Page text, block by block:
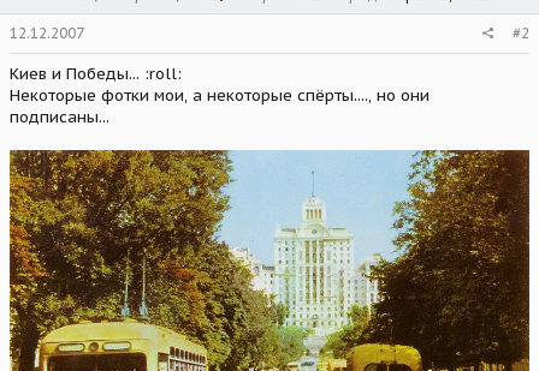
12.12.2007 #2
Киев и Победы... :roll:
Некоторые фотки мои, а некоторые спёрты...., но они
подписаны...